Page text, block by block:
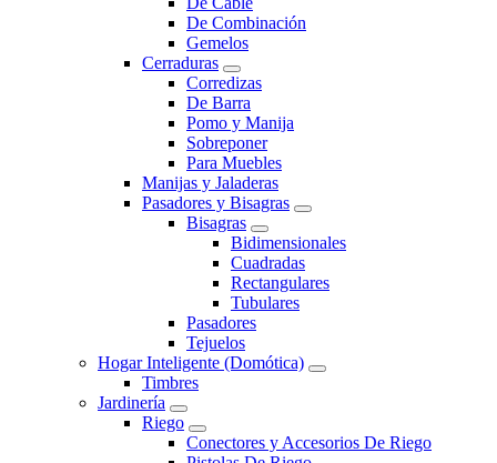
De Combinación
Gemelos
Cerraduras
Corredizas
De Barra
Pomo y Manija
Sobreponer
Para Muebles
Manijas y Jaladeras
Pasadores y Bisagras
Bisagras
Bidimensionales
Cuadradas
Rectangulares
Tubulares
Pasadores
Tejuelos
Hogar Inteligente (Domótica)
Timbres
Jardinería
Riego
Conectores y Accesorios De Riego